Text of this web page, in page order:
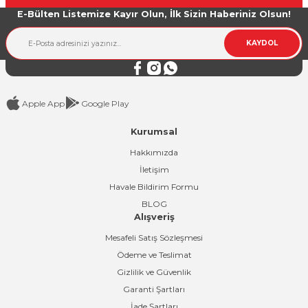
Ürün bilgilerinde hatalar bulunuyor.
E-Bülten Listemize Kayır Olun, İlk Sizin Haberiniz Olsun!
KAYDOL
Apple App Google Play
Kurumsal
Hakkımızda
İletişim
Havale Bildirim Formu
BLOG
Alışveriş
Mesafeli Satış Sözleşmesi
Ödeme ve Teslimat
Gizlilik ve Güvenlik
Garanti Şartları